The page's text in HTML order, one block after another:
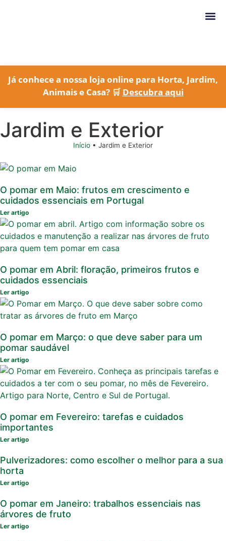
Já conhece a nossa loja online para Horta, Jardim,
Animais e Casa? 🛒 Descubra aqui
Jardim e Exterior
Início • Jardim e Exterior
O pomar em Maio: frutos em crescimento e
cuidados essenciais em Portugal
Ler artigo
O pomar em Abril: floração, primeiros frutos e
cuidados essenciais
Ler artigo
O pomar em Março: o que deve saber para um
pomar saudável
Ler artigo
O pomar em Fevereiro: tarefas e cuidados
importantes
Ler artigo
Pulverizadores: como escolher o melhor para a sua
horta
Ler artigo
O pomar em Janeiro: trabalhos essenciais nas
árvores de fruto
Ler artigo